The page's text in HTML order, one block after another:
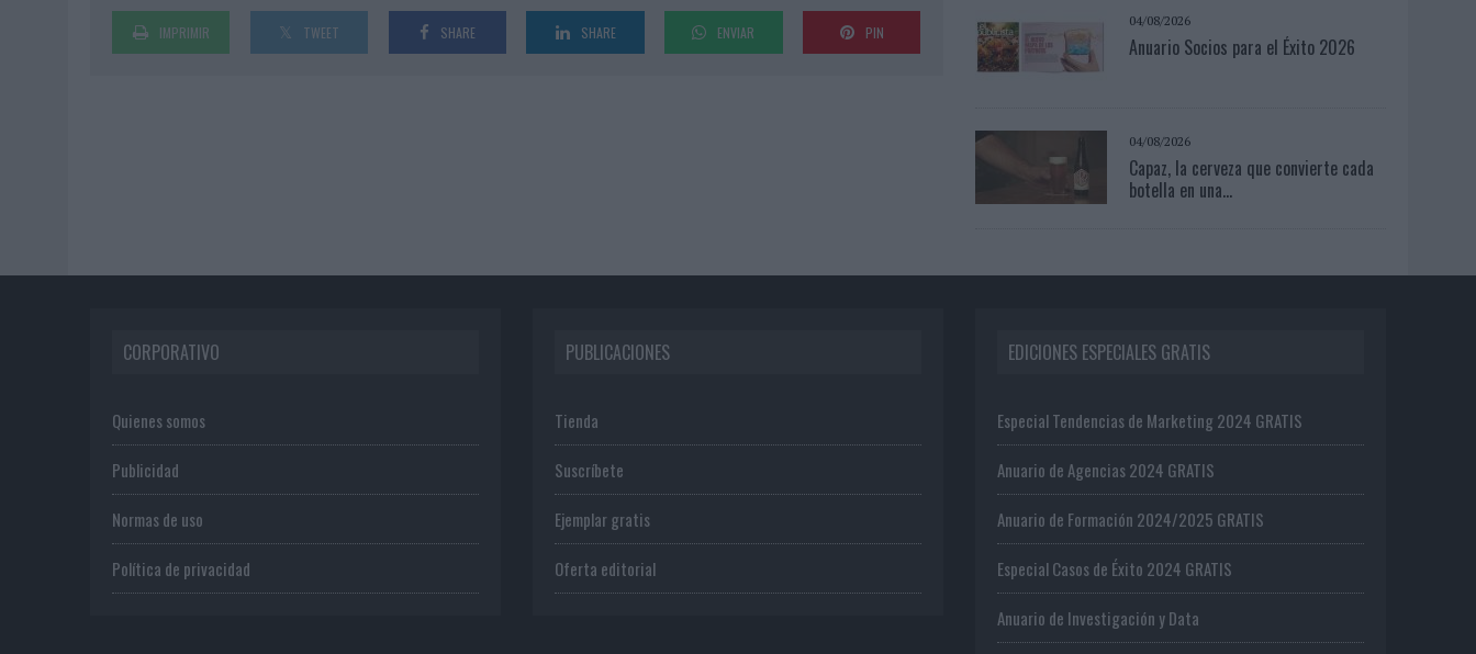
IMPRIMIR TWEET SHARE SHARE ENVIAR PIN
04/08/2026
Anuario Socios para el Éxito 2026
04/08/2026
Capaz, la cerveza que convierte cada
botella en una...
CORPORATIVO
Quienes somos
Publicidad
Normas de uso
Política de privacidad
PUBLICACIONES
Tienda
Suscríbete
Ejemplar gratis
Oferta editorial
EDICIONES ESPECIALES GRATIS
Especial Tendencias de Marketing 2024 GRATIS
Anuario de Agencias 2024 GRATIS
Anuario de Formación 2024/2025 GRATIS
Especial Casos de Éxito 2024 GRATIS
Anuario de Investigación y Data